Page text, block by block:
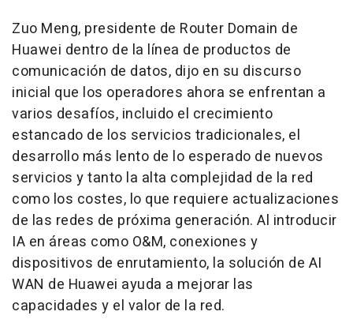
Zuo Meng, presidente de Router Domain de
Huawei dentro de la línea de productos de
comunicación de datos, dijo en su discurso
inicial que los operadores ahora se enfrentan a
varios desafíos, incluido el crecimiento
estancado de los servicios tradicionales, el
desarrollo más lento de lo esperado de nuevos
servicios y tanto la alta complejidad de la red
como los costes, lo que requiere actualizaciones
de las redes de próxima generación. Al introducir
IA en áreas como O&M, conexiones y
dispositivos de enrutamiento, la solución de AI
WAN de Huawei ayuda a mejorar las
capacidades y el valor de la red.